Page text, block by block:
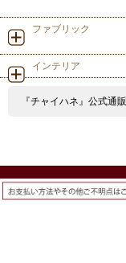
ファブリック
インテリア
『チャイハネ』公式通販